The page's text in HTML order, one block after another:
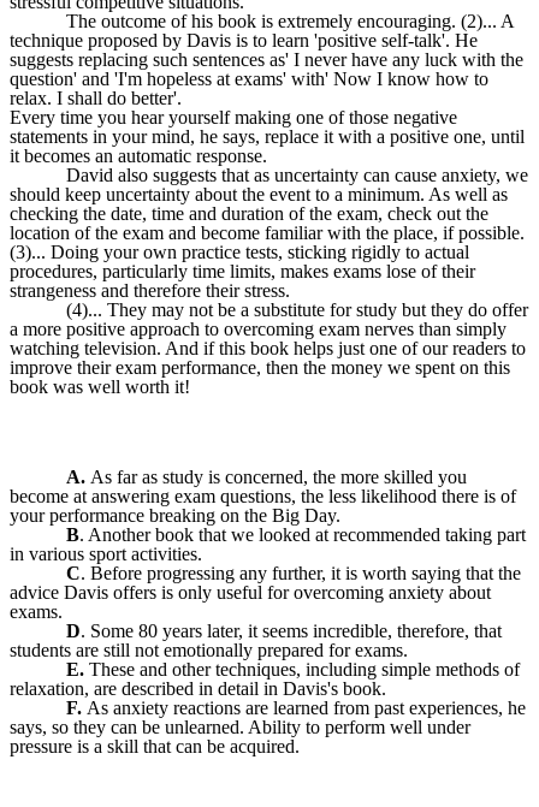
The outcome of his book is extremely encouraging. (2)... A
technique proposed by Davis is to learn 'positive self-talk'. He
suggests replacing such sentences as' I never have any luck with the
question' and 'I'm hopeless at exams' with' Now I know how to
relax. I shall do better'.
Every time you hear yourself making one of those negative
statements in your mind, he says, replace it with a positive one, until
it becomes an automatic response.
David also suggests that as uncertainty can cause anxiety, we
should keep uncertainty about the event to a minimum. As well as
checking the date, time and duration of the exam, check out the
location of the exam and become familiar with the place, if possible.
(3)... Doing your own practice tests, sticking rigidly to actual
procedures, particularly time limits, makes exams lose of their
strangeness and therefore their stress.
(4)... They may not be a substitute for study but they do offer
a more positive approach to overcoming exam nerves than simply
watching television. And if this book helps just one of our readers to
improve their exam performance, then the money we spent on this
book was well worth it!
A. As far as study is concerned, the more skilled you
become at answering exam questions, the less likelihood there is of
your performance breaking on the Big Day.
B. Another book that we looked at recommended taking part
in various sport activities.
C. Before progressing any further, it is worth saying that the
advice Davis offers is only useful for overcoming anxiety about
exams.
D. Some 80 years later, it seems incredible, therefore, that
students are still not emotionally prepared for exams.
E. These and other techniques, including simple methods of
relaxation, are described in detail in Davis's book.
F. As anxiety reactions are learned from past experiences, he
says, so they can be unlearned. Ability to perform well under
pressure is a skill that can be acquired.